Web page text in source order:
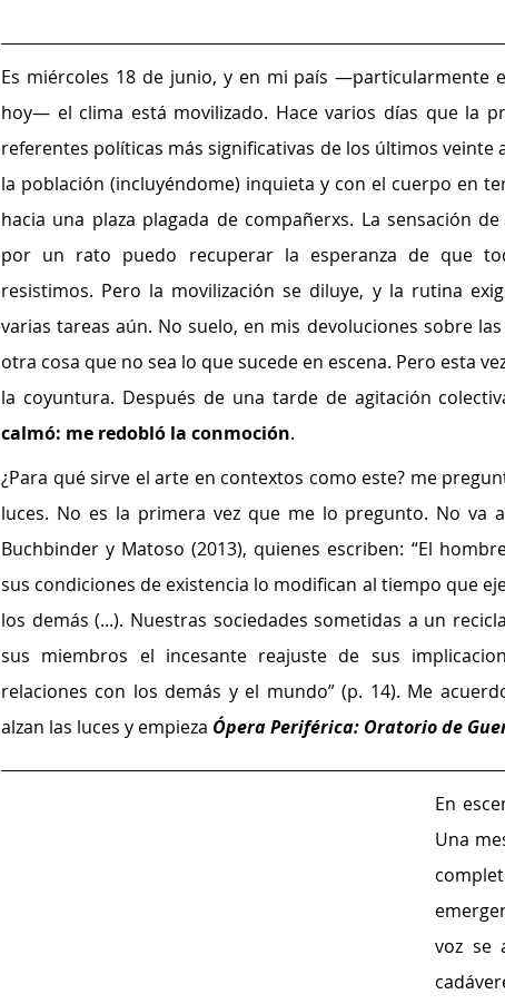
Es miércoles 18 de junio, y en mi país —particularmente
hoy— el clima está movilizado. Hace varios días que la
referentes políticas más significativas de los últimos veinte
la población (incluyéndome) inquieta y con el cuerpo en
hacia una plaza plagada de compañerxs. La sensación
por un rato puedo recuperar la esperanza de que
resistimos. Pero la movilización se diluye, y la rutina
varias tareas aún. No suelo, en mis devoluciones sobre
otra cosa que no sea lo que sucede en escena. Pero esta
la coyuntura. Después de una tarde de agitación
calmó: me redobló la conmoción.
¿Para qué sirve el arte en contextos como este? me
luces. No es la primera vez que me lo pregunto. No va
Buchbinder y Matoso (2013), quienes escriben: “El
sus condiciones de existencia lo modifican al tiempo que
los demás (...). Nuestras sociedades sometidas a un
sus miembros el incesante reajuste de sus
relaciones con los demás y el mundo” (p. 14). Me
alzan las luces y empieza Ópera Periférica: Oratorio de
En
Una
voz se